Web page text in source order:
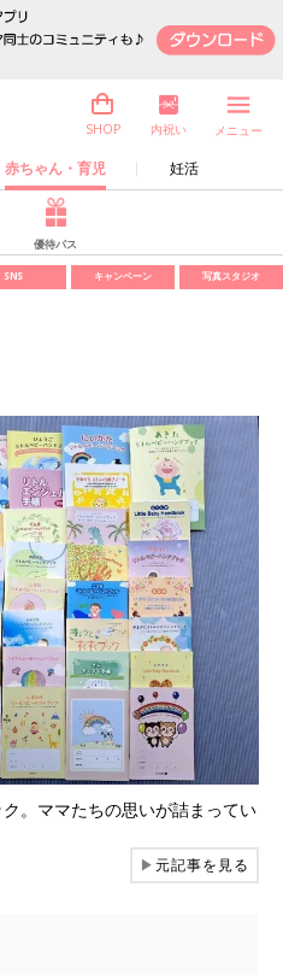
赤ちゃん・育児 妊活
SHOP 内祝い メニュー
優待パス
SNS キャンペーン 写真スタジオ
。ママたちの思いが詰まってい
▶元記事を見る